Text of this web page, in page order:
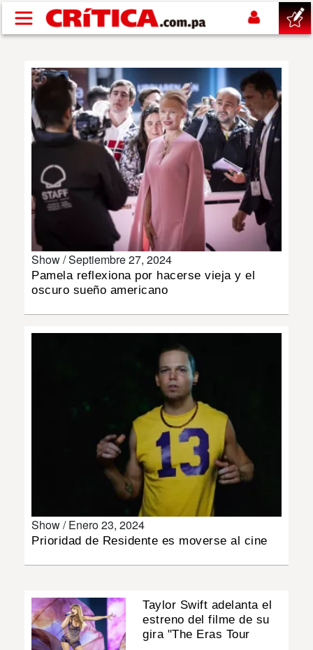
Pasar al contenido principal
SUCESOS
NACIONAL
POLÍTICA
SHOW
DEPORTES
Show /Septiembre 27, 2024
Pamela reflexiona por hacerse vieja y el
oscuro sueño americano
Show /Enero 23, 2024
Prioridad de Residente es moverse al cine
Taylor Swift adelanta el
estreno del filme de su
gira "The Eras Tour